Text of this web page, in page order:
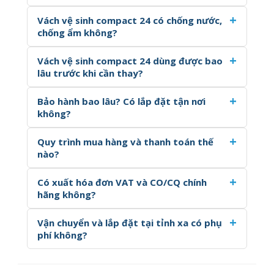
Vách vệ sinh compact 24 có chống nước,
chống ẩm không?
Vách vệ sinh compact 24 dùng được bao
lâu trước khi cần thay?
Bảo hành bao lâu? Có lắp đặt tận nơi
không?
Quy trình mua hàng và thanh toán thế
nào?
Có xuất hóa đơn VAT và CO/CQ chính
hãng không?
Vận chuyển và lắp đặt tại tỉnh xa có phụ
phí không?